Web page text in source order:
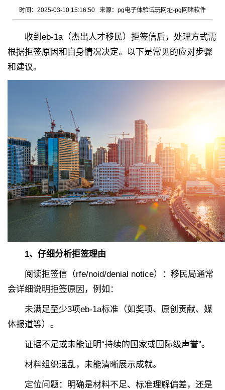
时间：2025-03-10 15:16:50 来源： pg电子体验试玩网址-pg网赌软件
收到eb-1a（杰出人才移民）拒签信后，处理方式需
根据拒签原因和自身情况决定。以下是常见的应对步骤
和建议。
1、仔细分析拒签理由
阅读拒签信（rfe/noid/denial notice）：移民局通常
会详细说明拒签原因，例如：
未满足至少3项eb-1a标准（如奖项、原创贡献、媒
体报道等）。
证据不足或未能证明“持续的国家或国际级声誉”。
材料组织混乱，未能清晰展示成就。
定位问题：明确是材料不足、标准理解偏差，还是